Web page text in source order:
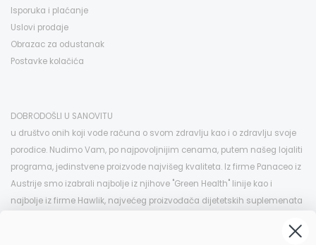
Isporuka i plaćanje
Uslovi prodaje
Obrazac za odustanak
Postavke kolačića
DOBRODOŠLI U SANOVITU
u društvo onih koji vode računa o svom zdravlju kao i o zdravlju svoje
porodice. Nudimo Vam, po najpovoljnijim cenama, putem našeg lojaliti
programa, jedinstvene proizvode najvišeg kvaliteta. Iz firme Panaceo iz
Austrije smo izabrali najbolje iz njihove "Green Health" linije kao i
najbolje iz firme Hawlik, najvećeg proizvođača dijetetskih suplemenata
nižim cenama nego u EU. Ovo je samo deo izabranog asortimana koji